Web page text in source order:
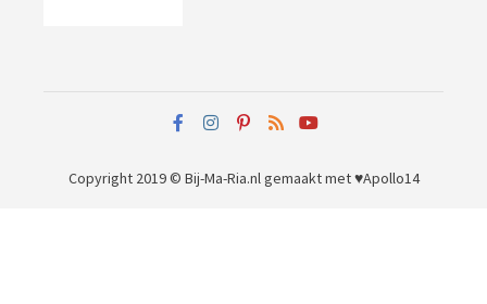
Copyright 2019 © Bij-Ma-Ria.nlgemaakt met ♥Apollo14